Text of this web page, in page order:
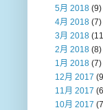
5月 2018 (9)
4月 2018 (7)
3月 2018
2月 2018 (8)
1月 2018 (7)
12月 2017
11月 2017
10月 2017